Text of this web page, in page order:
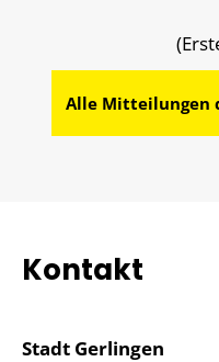
Alle Mitteilungen
Kontakt
Stadt Gerlingen